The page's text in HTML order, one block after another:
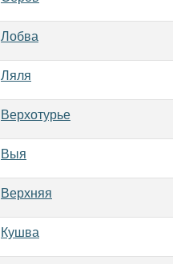
Лобва
Ляля
Верхотурье
Выя
Верхняя
Кушва